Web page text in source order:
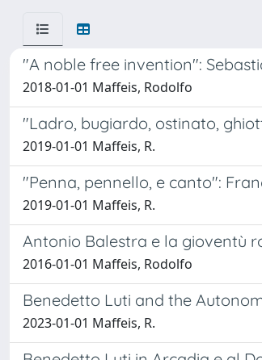
"A noble free invention":
2018-01-01 Maffeis, Rodolfo
"Ladro, bugiardo, ostinato,
2019-01-01 Maffeis, R.
"Penna, pennello, e canto":
2019-01-01 Maffeis, R.
Antonio Balestra e la gioventù
2016-01-01 Maffeis, Rodolfo
Benedetto Luti and the
2023-01-01 Maffeis, R.